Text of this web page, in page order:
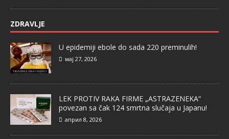
ZDRAVLJE
U epidemiji ebole do sada 220 preminulih!
мај 27, 2026
LEK PROTIV RAKA FIRME „ASTRAZENEKA“
povezan sa čak 124 smrtna slučaja u Japanu!
април 8, 2026